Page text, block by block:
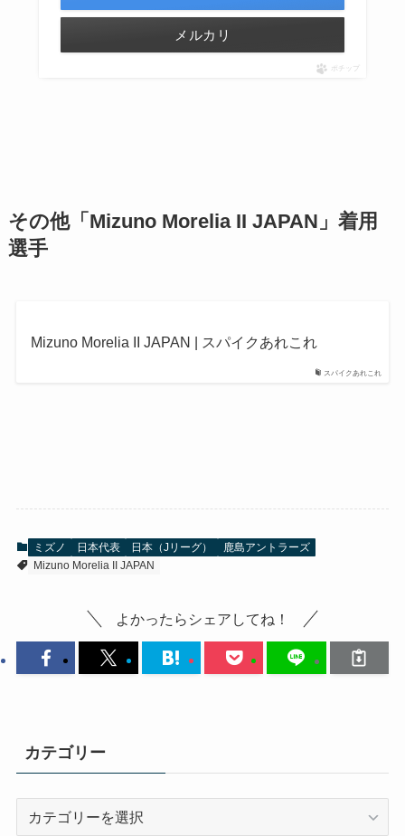
メルカリ
ポチップ
その他「 Mizuno Morelia II JAPAN 」着用
選手
スパイクあれこれ
Mizuno Morelia II JAPAN | スパイクあれこれ
ミズノ 日本代表 日本（Jリーグ）
鹿島アントラーズ
Mizuno Morelia II JAPAN
よかったらシェアしてね！
カテゴリー